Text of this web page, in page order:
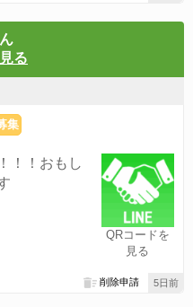
る
集
QRコードを
見る
！！おもし
5日前
削除申請